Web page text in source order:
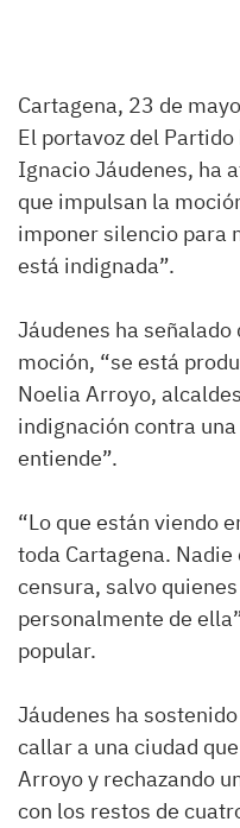
Cartagena, 23 de
El portavoz del
Ignacio Jáudenes, ha
que impulsan la
imponer silencio para
está indignada”.
Jáudenes ha señalado
moción, “se está
Noelia Arroyo,
indignación contra
entiende”.
“Lo que están viendo
toda Cartagena.
censura, salvo
personalmente de
popular.
Jáudenes ha
callar a una ciudad
Arroyo y rechazando
con los restos de